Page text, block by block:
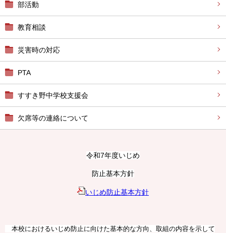
部活動
教育相談
災害時の対応
PTA
すすき野中学校支援会
欠席等の連絡について
令和7年度いじめ
防止基本方針
いじめ防止基本方針
本校におけるいじめ防止に向けた基本的な方向、取組の内容を示して